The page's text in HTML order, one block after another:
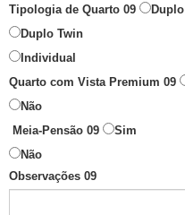
Tipologia de Quarto 09
Duplo
Duplo Twin
Individual
Quarto com Vista Premium 09
Não
Meia-Pensão 09
Sim
Não
Observações 09